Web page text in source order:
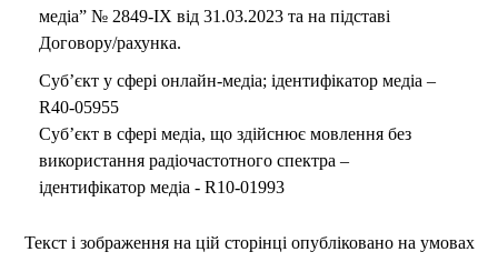
медіа” № 2849-IX від 31.03.2023 та на підставі
Договору/рахунка.
Суб’єкт у сфері онлайн-медіа; ідентифікатор медіа –
R40-05955
Суб’єкт в сфері медіа, що здійснює мовлення без
використання радіочастотного спектра –
ідентифікатор медіа - R10-01993
Текст і зображення на цій сторінці опубліковано на умовах